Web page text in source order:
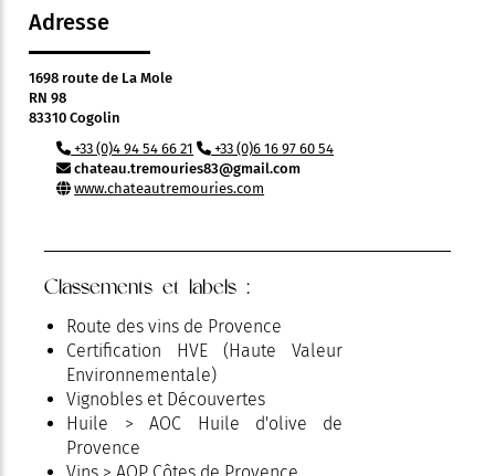
Adresse
1698 route de La Mole
RN 98
83310 Cogolin
+33 (0)4 94 54 66 21
+33 (0)6 16 97 60 54
chateau.tremouries83@gmail.com
www.chateautremouries.com
Classements et labels :
Route des vins de Provence
Certification HVE (Haute Valeur
Environnementale)
Vignobles et Découvertes
Huile > AOC Huile d'olive de
Provence
Vins > AOP Côtes de Provence